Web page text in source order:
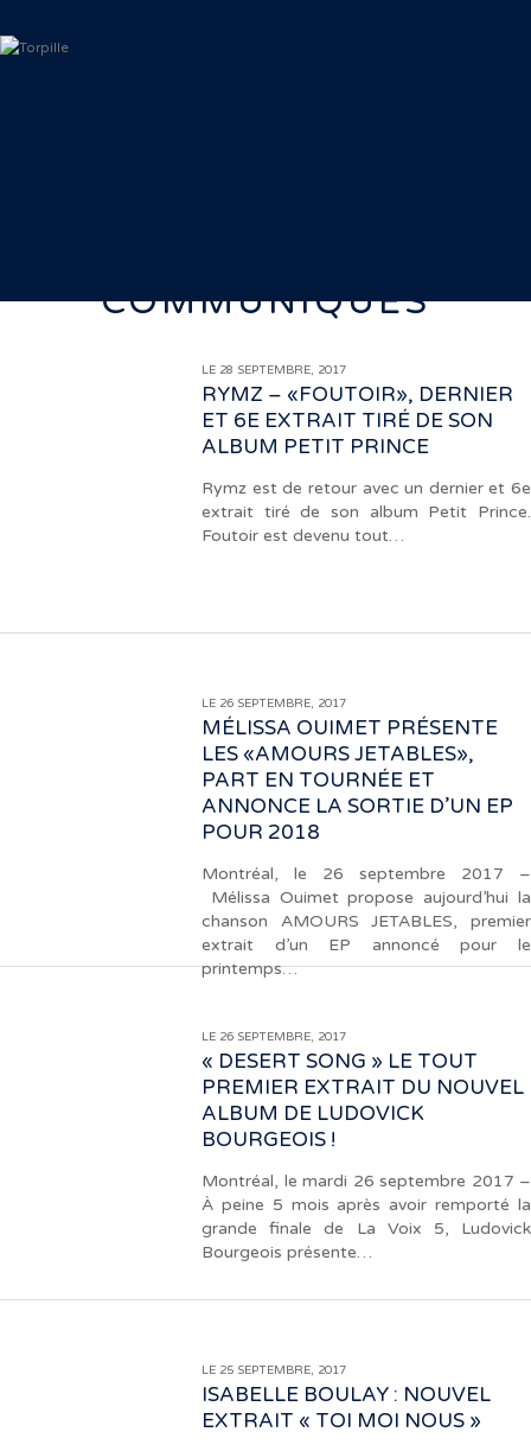
COMMUNIQUÉS
LE 28 SEPTEMBRE, 2017
RYMZ – «FOUTOIR», DERNIER
ET 6E EXTRAIT TIRÉ DE SON
ALBUM PETIT PRINCE
Rymz est de retour avec un dernier et 6e
extrait tiré de son album Petit Prince.
Foutoir est devenu tout…
LE 26 SEPTEMBRE, 2017
MÉLISSA OUIMET PRÉSENTE
LES «AMOURS JETABLES»,
PART EN TOURNÉE ET
ANNONCE LA SORTIE D’UN EP
POUR 2018
Montréal, le 26 septembre 2017 –
Mélissa Ouimet propose aujourd’hui la
chanson AMOURS JETABLES, premier
extrait d’un EP annoncé pour le
printemps…
LE 26 SEPTEMBRE, 2017
« DESERT SONG » LE TOUT
PREMIER EXTRAIT DU NOUVEL
ALBUM DE LUDOVICK
BOURGEOIS !
Montréal, le mardi 26 septembre 2017 –
À peine 5 mois après avoir remporté la
grande finale de La Voix 5, Ludovick
Bourgeois présente…
LE 25 SEPTEMBRE, 2017
ISABELLE BOULAY : NOUVEL
EXTRAIT « TOI MOI NOUS »